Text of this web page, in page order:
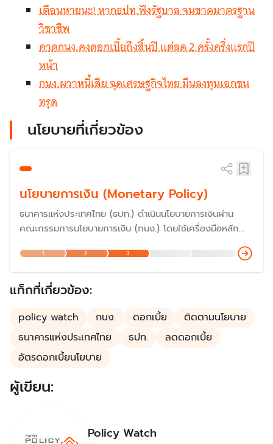
เตือนหายนะ! หากธปท.ฟังรัฐบาล จนขาดมาตรฐาน
วิชาชีพ
คาดกนง.คงดอกเบี้ยถึงสิ้นปี แต่ลด 2 ครั้งครึ่งแรกปี
หน้า
กนง.ผวาหนี้เสีย ฉุดเศรษฐกิจไทย มึนลงทุนเอกชน
ทรุด
นโยบายที่เกี่ยวข้อง
นโยบายการเงิน (Monetary Policy)
ธนาคารแห่งประเทศไทย (ธปท.) ดำเนินนโยบายการเงินผ่าน
คณะกรรมการนโยบายการเงิน (กนง.) โดยใช้เครื่องมือหลัก
บริการ ไม่ให้เปลี่ยนแปลงเร็วเกินไปจนกระทบกับเศรษฐกิจ โด
ยกนง.มีการตั้งขึ้นเมื่อปี 2551 ทำให้การกำหนดนโยบายการงินข
องไทย "ก้าวสู่ยุคใหม่"
1 2 3
แท็กที่เกี่ยวข้อง:
policy watch กนง. ดอกเบี้ย
ติดตามนโยบาย
ธนาคารแห่งประเทศไทย
ธปท.
ลดดอกเบี้ย
อัตรดอกเบี้ยนโยบาย
ผู้เขียน:
Policy Watch